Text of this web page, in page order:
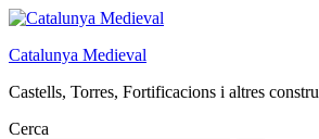
Catalunya Medieval
Castells, Torres, Fortificacions i altres
Cerca